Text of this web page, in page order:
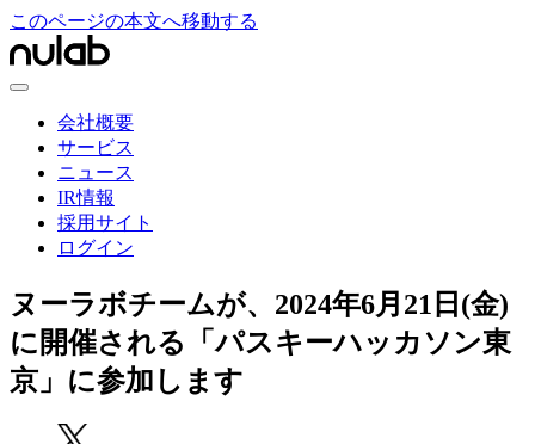
このページの本文へ移動する
会社概要
サービス
ニュース
IR情報
採用サイト
ログイン
ヌーラボチームが、2024年6月21日(金)
に開催される「パスキーハッカソン東
京」に参加します